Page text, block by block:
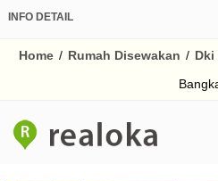
INFO DETAIL
Home / Rumah Disewakan / Dki